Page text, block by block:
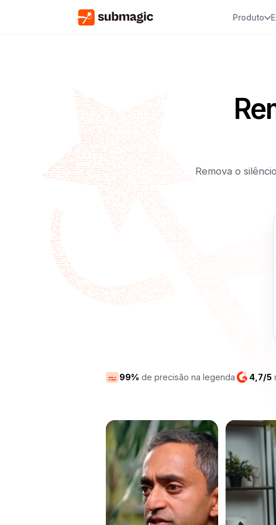
Produto
Remova o
99% de precisão na legenda 4,7/5